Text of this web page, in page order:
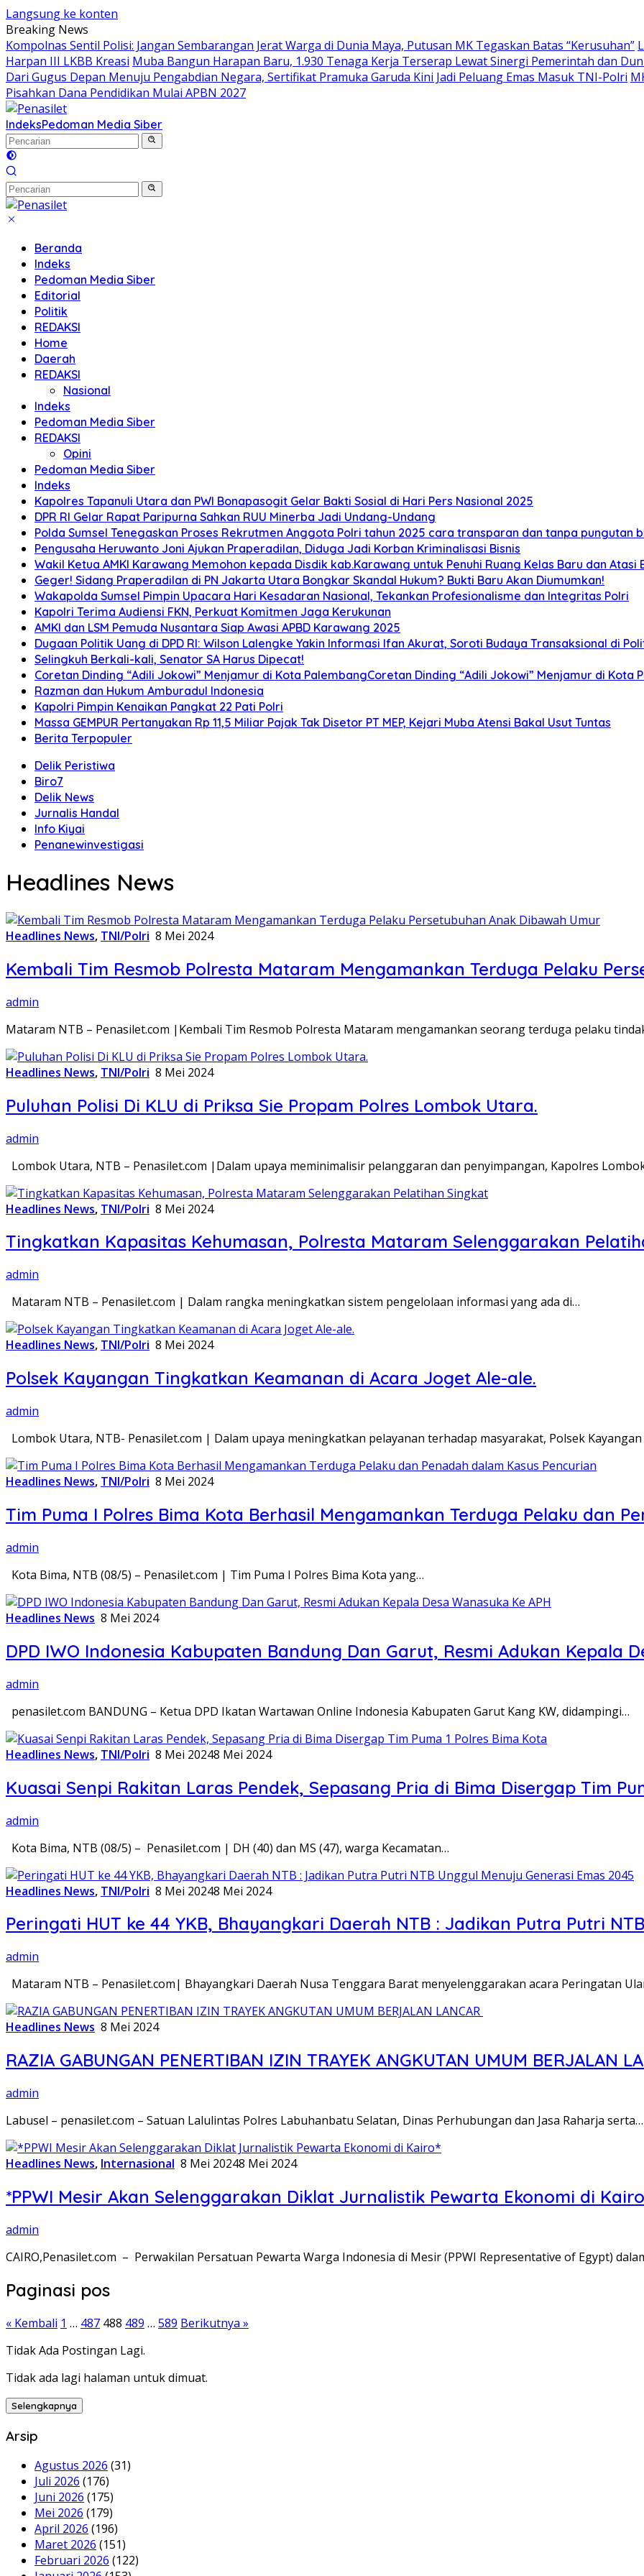
Langsung ke konten
Breaking News
Kompolnas Sentil Polisi: Jangan Sembarangan Jerat Warga di Dunia Maya, Putusan MK Tegaskan Batas “Kerusuhan”
Harpan III LKBB Kreasi Muba Bangun Harapan Baru, 1.930 Tenaga Kerja Terserap Lewat Sinergi Pemerintah dan
Dari Gugus Depan Menuju Pengabdian Negara, Sertifikat Pramuka Garuda Kini Jadi Peluang Emas Masuk TNI-Polri
Pisahkan Dana Pendidikan Mulai APBN 2027
IndeksPedoman Media Siber
Beranda
Indeks
Pedoman Media Siber
Editorial
Politik
REDAKSI
Home
Daerah
REDAKSI
Nasional
Indeks
Pedoman Media Siber
REDAKSI
Opini
Pedoman Media Siber
Indeks
Kapolres Tapanuli Utara dan PWI Bonapasogit Gelar Bakti Sosial di Hari Pers Nasional 2025
DPR RI Gelar Rapat Paripurna Sahkan RUU Minerba Jadi Undang-Undang
Polda Sumsel Tenegaskan Proses Rekrutmen Anggota Polri tahun 2025 cara transparan dan tanpa pungutan
Pengusaha Heruwanto Joni Ajukan Praperadilan, Diduga Jadi Korban Kriminalisasi Bisnis
Wakil Ketua AMKI Karawang Memohon kepada Disdik kab.Karawang untuk Penuhi Ruang Kelas Baru dan Atasi
Geger! Sidang Praperadilan di PN Jakarta Utara Bongkar Skandal Hukum? Bukti Baru Akan Diumumkan!
Wakapolda Sumsel Pimpin Upacara Hari Kesadaran Nasional, Tekankan Profesionalisme dan Integritas Polri
Kapolri Terima Audiensi FKN, Perkuat Komitmen Jaga Kerukunan
AMKI dan LSM Pemuda Nusantara Siap Awasi APBD Karawang 2025
Dugaan Politik Uang di DPD RI: Wilson Lalengke Yakin Informasi Ifan Akurat, Soroti Budaya Transaksional di
Selingkuh Berkali-kali, Senator SA Harus Dipecat!
Coretan Dinding “Adili Jokowi” Menjamur di Kota PalembangCoretan Dinding “Adili Jokowi” Menjamur di Kota
Razman dan Hukum Amburadul Indonesia
Kapolri Pimpin Kenaikan Pangkat 22 Pati Polri
Massa GEMPUR Pertanyakan Rp 11,5 Miliar Pajak Tak Disetor PT MEP, Kejari Muba Atensi Bakal Usut Tuntas
Berita Terpopuler
Delik Peristiwa
Biro7
Delik News
Jurnalis Handal
Info Kiyai
Penanewinvestigasi
Headlines News
Headlines News, TNI/Polri 8 Mei 2024
Kembali Tim Resmob Polresta Mataram Mengamankan Terduga Pelaku
admin
Mataram NTB – Penasilet.com |Kembali Tim Resmob Polresta Mataram mengamankan seorang terduga pelaku
Headlines News, TNI/Polri 8 Mei 2024
Puluhan Polisi Di KLU di Priksa Sie Propam Polres Lombok Utara.
admin
Lombok Utara, NTB – Penasilet.com |Dalam upaya meminimalisir pelanggaran dan penyimpangan, Kapolres
Headlines News, TNI/Polri 8 Mei 2024
Tingkatkan Kapasitas Kehumasan, Polresta Mataram Selenggarakan
admin
Mataram NTB – Penasilet.com | Dalam rangka meningkatkan sistem pengelolaan informasi yang ada di…
Headlines News, TNI/Polri 8 Mei 2024
Polsek Kayangan Tingkatkan Keamanan di Acara Joget Ale-ale.
admin
Lombok Utara, NTB- Penasilet.com | Dalam upaya meningkatkan pelayanan terhadap masyarakat, Polsek
Headlines News, TNI/Polri 8 Mei 2024
Tim Puma I Polres Bima Kota Berhasil Mengamankan Terduga Pelaku dan
admin
Kota Bima, NTB (08/5) – Penasilet.com | Tim Puma I Polres Bima Kota yang…
Headlines News 8 Mei 2024
DPD IWO Indonesia Kabupaten Bandung Dan Garut, Resmi Adukan Kepala
admin
penasilet.com BANDUNG – Ketua DPD Ikatan Wartawan Online Indonesia Kabupaten Garut Kang KW, didampingi…
Headlines News, TNI/Polri 8 Mei 20248 Mei 2024
Kuasai Senpi Rakitan Laras Pendek, Sepasang Pria di Bima Disergap Tim
admin
Kota Bima, NTB (08/5) – Penasilet.com | DH (40) dan MS (47), warga Kecamatan…
Headlines News, TNI/Polri 8 Mei 20248 Mei 2024
Peringati HUT ke 44 YKB, Bhayangkari Daerah NTB : Jadikan Putra Putri
admin
Mataram NTB – Penasilet.com| Bhayangkari Daerah Nusa Tenggara Barat menyelenggarakan acara Peringatan
Headlines News 8 Mei 2024
RAZIA GABUNGAN PENERTIBAN IZIN TRAYEK ANGKUTAN UMUM BERJALAN
admin
Labusel – penasilet.com – Satuan Lalulintas Polres Labuhanbatu Selatan, Dinas Perhubungan dan Jasa Raharja serta…
Headlines News, Internasional 8 Mei 20248 Mei 2024
*PPWI Mesir Akan Selenggarakan Diklat Jurnalistik Pewarta Ekonomi di
admin
CAIRO,Penasilet.com – Perwakilan Persatuan Pewarta Warga Indonesia di Mesir (PPWI Representative of Egypt)
Paginasi pos
« Kembali 1 … 487 488 489 … 589 Berikutnya »
Tidak Ada Postingan Lagi.
Tidak ada lagi halaman untuk dimuat.
Selengkapnya
Arsip
Agustus 2026 (31)
Juli 2026 (176)
Juni 2026 (175)
Mei 2026 (179)
April 2026 (196)
Maret 2026 (151)
Februari 2026 (122)